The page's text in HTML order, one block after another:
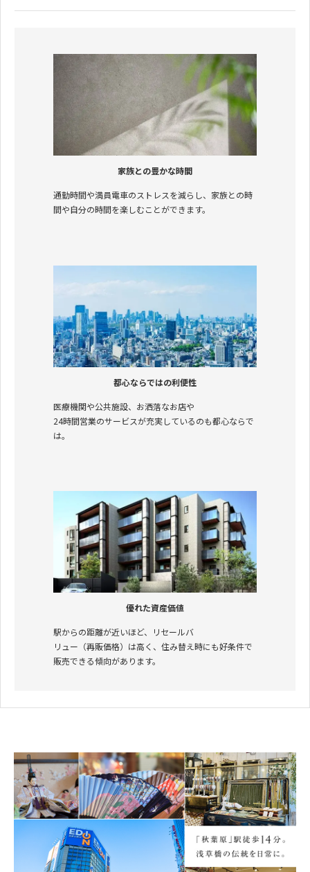
家族との豊かな時間
通勤時間や満員電車のストレスを減らし、家族との時
間や自分の時間を楽しむことができます。
都心ならではの利便性
医療機関や公共施設、お洒落なお店や
24時間営業のサービスが充実しているのも都心ならで
は。
優れた資産価値
駅からの距離が近いほど、リセールバ
リュー（再販価格）は高く、住み替え時にも好条件で
販売できる傾向があります。